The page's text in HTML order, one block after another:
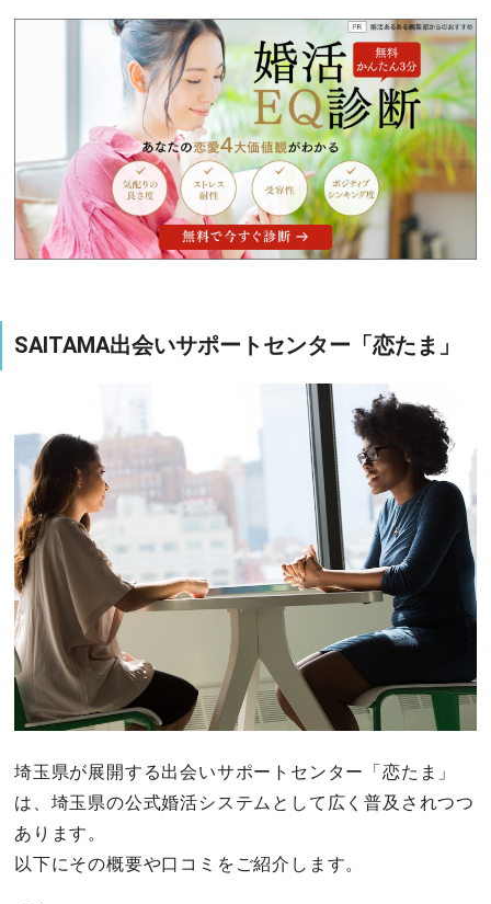
SAITAMA出会いサポートセンター「恋たま」
埼玉県が展開する出会いサポートセンター「恋たま」
は、埼玉県の公式婚活システムとして広く普及されつつ
あります。
以下にその概要や口コミをご紹介します。